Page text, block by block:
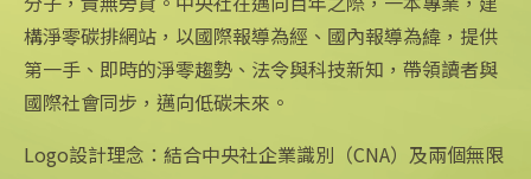
中央社網站
中央通訊社
Focus Taiwan
關注更多
友善連結
公司簡介
企業識別
構淨零碳排網站，以國際報導為經、國內報導為緯，提供
第一手、即時的淨零趨勢、法令與科技新知，帶領讀者與
國際社會同步，邁向低碳未來。
Logo設計理念：結合中央社企業識別（CNA）及兩個無限